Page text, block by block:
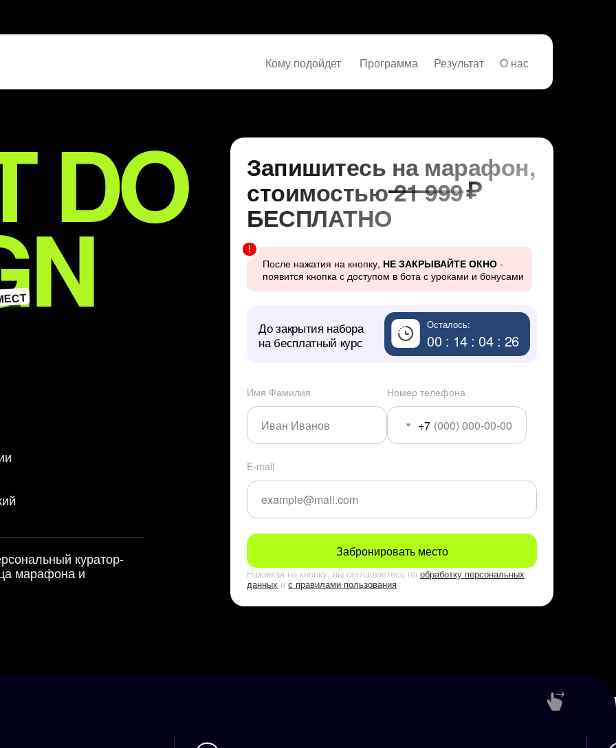
О нас
Результат
Программа
Кому подойдет
DO
куратор-
марафона и
Запишитесь на марафон,
стоимостью 21 999₽
БЕСПЛАТНО
Имя Фамилия Номер телефона
+7
E-mail
Забронировать место
Нажимая на кнопку, вы соглашаетесь на обработку персональных
данных и с правилами пользования
После нажатия на кнопку, НЕ ЗАКРЫВАЙТЕ ОКНО -
появится кнопка с доступом в бота с уроками и бонусами
!
₽
00 : 14 : 04 : 25
До закрытия набора
на бесплатный курс
Осталось: